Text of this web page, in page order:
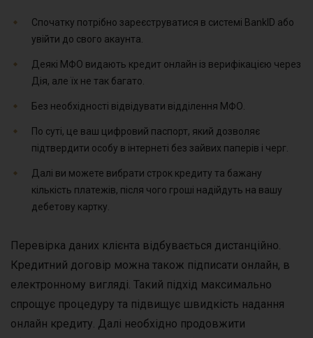
Спочатку потрібно зареєструватися в системі BankID або
увійти до свого акаунта.
Деякі МФО видають кредит онлайн із верифікацією через
Дія, але їх не так багато.
Без необхідності відвідувати відділення МФО.
По суті, це ваш цифровий паспорт, який дозволяє
підтвердити особу в інтернеті без зайвих паперів і черг.
Далі ви можете вибрати строк кредиту та бажану
кількість платежів, після чого гроші надійдуть на вашу
дебетову картку.
Перевірка даних клієнта відбувається дистанційно.
Кредитний договір можна також підписати онлайн, в
електронному вигляді. Такий підхід максимально
спрощує процедуру та підвищує швидкість надання
онлайн кредиту. Далі необхідно продовжити